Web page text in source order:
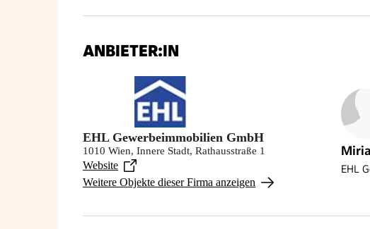
ANBIETER:IN
EHL Gewerbeimmobilien GmbH
1010 Wien, Innere Stadt, Rathausstraße 1
Website
Weitere Objekte dieser Firma anzeigen
EHL